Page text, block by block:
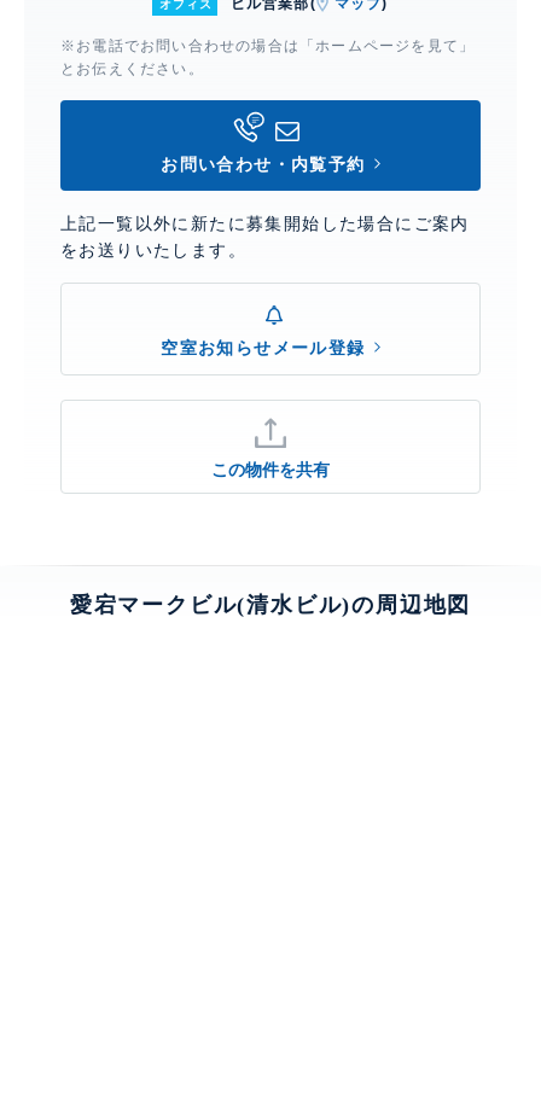
オフィス ビル営業部( マップ )
※お電話でお問い合わせの場合は「ホームページを見て」
とお伝えください。
お問い合わせ・内覧予約
上記一覧以外に新たに募集開始した場合にご案内
をお送りいたします。
空室お知らせメール登録
この物件を共有
愛宕マークビル(清水ビル)の周辺地図